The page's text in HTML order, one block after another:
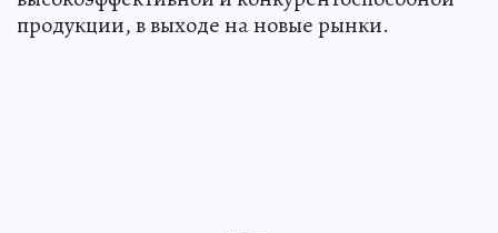
продукции, в выходе на новые рынки.